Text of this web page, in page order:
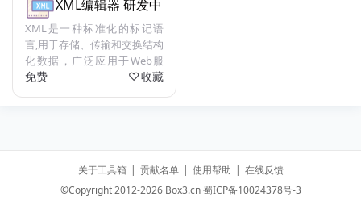
XML编辑器 研发中
XML是一种标准化的标记语
言,用于存储、传输和交换结构
化数据，广泛应用于Web服
务、配置文件、数据交换和文
免费 收藏
关于工具箱 | 贡献名单 | 使用帮助 | 在线反馈
©Copyright 2012-2026 Box3.cn蜀ICP备10024378号-3